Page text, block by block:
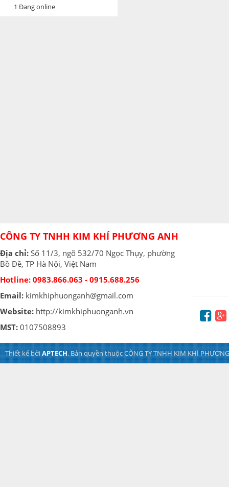
1 Đang online
CÔNG TY TNHH KIM KHÍ PHƯƠNG ANH
Địa chỉ: Số 11/3, ngõ 532/70 Ngọc Thụy, phường
Bồ Đề, TP Hà Nội, Việt Nam
Hotline: 0983.866.063 - 0915.688.256
Email: kimkhiphuonganh@gmail.com
Website: http://kimkhiphuonganh.vn
MST: 0107508893
Thiết kế bởiAPTECH. Bản quyền thuộc CÔNG TY TNHH KIM KHÍ